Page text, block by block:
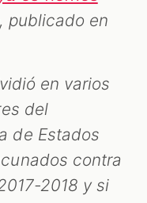
publicado en
en varios
del
de Estados
contra
2018 y si